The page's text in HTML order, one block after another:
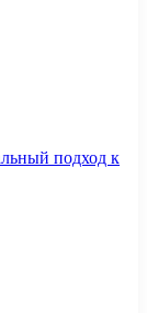
подход к